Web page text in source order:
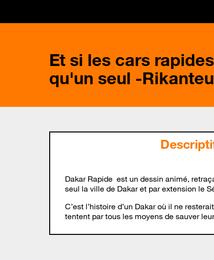
Et si les cars
qu'un seul -
Dakar Rapide est un dessin animé,
seul la ville de Dakar et par extension le
C’est l’histoire d’un Dakar où il ne
tentent par tous les moyens de sauver